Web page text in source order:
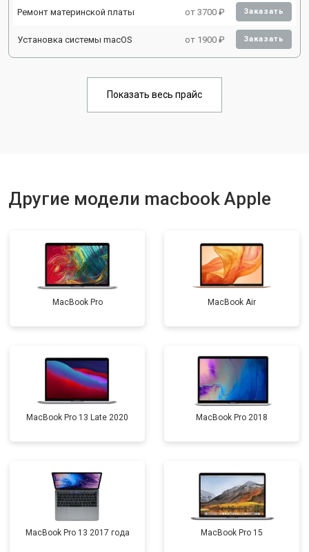
Ремонт материнской платы от 3700 ₽ Заказать
Установка системы macOS от 1900 ₽ Заказать
Показать весь прайс
Другие модели macbook Apple
MacBook Pro MacBook Air
MacBook Pro 13 Late 2020 MacBook Pro 2018
MacBook Pro 13 2017 года MacBook Pro 15